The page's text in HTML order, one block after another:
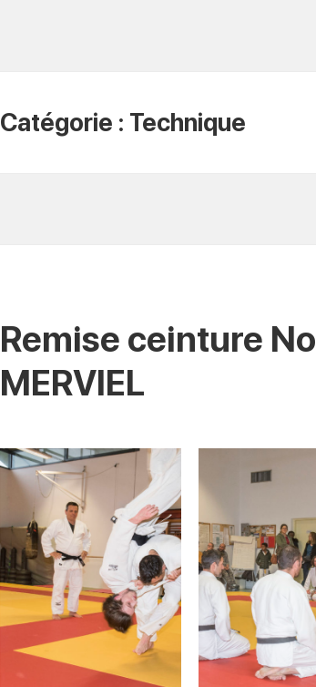
Catégorie : Technique
Remise ceinture
MERVIEL